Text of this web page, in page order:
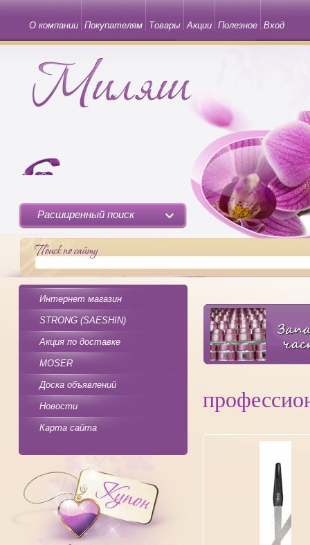
О компании Покупателям Товары Акции Полезное Вход
Расширенный поиск
Интернет магазин
STRONG (SAESHIN)
Акция по доставке
MOSER
Доска объявлений
Новости
Карта сайта